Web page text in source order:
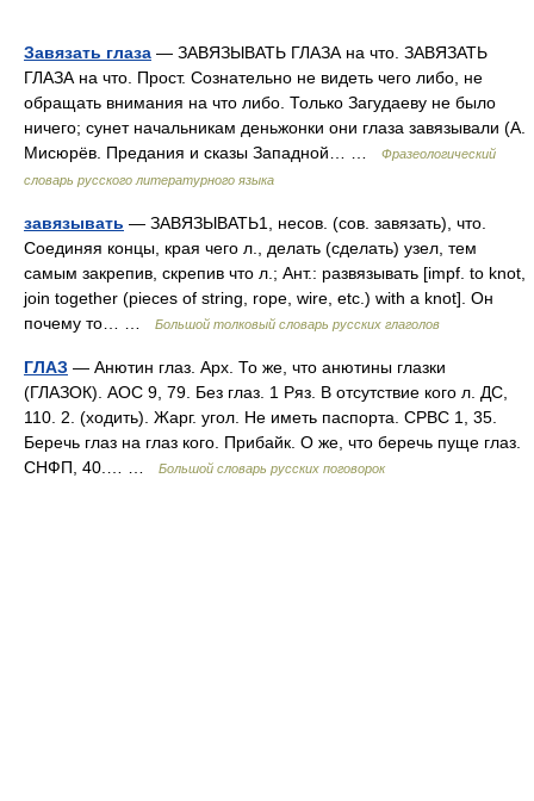
Завязать глаза — ЗАВЯЗЫВАТЬ ГЛАЗА на что. ЗАВЯЗАТЬ
ГЛАЗА на что. Прост. Сознательно не видеть чего либо, не
обращать внимания на что либо. Только Загудаеву не было
ничего; сунет начальникам деньжонки они глаза завязывали (А.
Мисюрёв. Предания и сказы Западной… …
Фразеологический
словарь русского литературного языка
завязывать — ЗАВЯЗЫВАТЬ1, несов. (сов. завязать), что.
Соединяя концы, края чего л., делать (сделать) узел, тем
самым закрепив, скрепив что л.; Ант.: развязывать [impf. to knot,
join together (pieces of string, rope, wire, etc.) with a knot]. Он
почему то… …
Большой толковый словарь русских глаголов
ГЛАЗ — Анютин глаз. Арх. То же, что анютины глазки
(ГЛАЗОК). АОС 9, 79. Без глаз. 1 Ряз. В отсутствие кого л. ДС,
110. 2. (ходить). Жарг. угол. Не иметь паспорта. СРВС 1, 35.
Беречь глаз на глаз кого. Прибайк. О же, что беречь пуще глаз.
СНФП, 40.… …
Большой словарь русских поговорок